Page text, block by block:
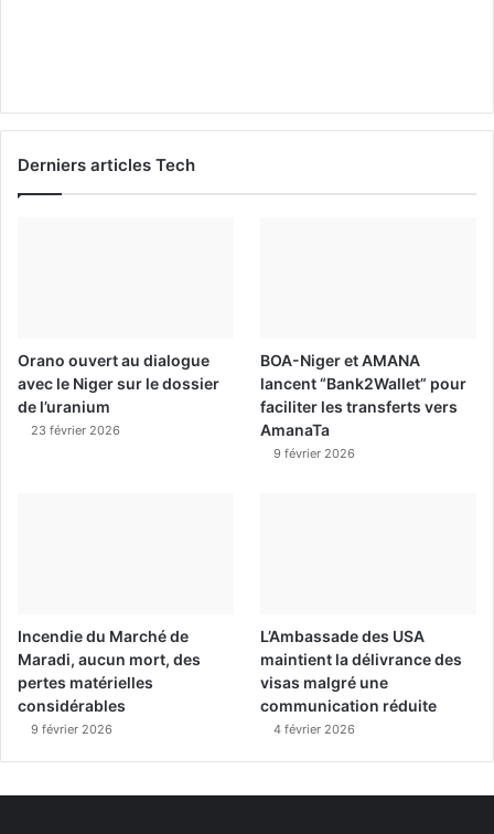
Derniers articles Tech
Orano ouvert au dialogue
avec le Niger sur le dossier
de l’uranium
23 février 2026
BOA-Niger et AMANA
lancent “Bank2Wallet” pour
faciliter les transferts vers
AmanaTa
9 février 2026
Incendie du Marché de
Maradi, aucun mort, des
pertes matérielles
considérables
9 février 2026
L’Ambassade des USA
maintient la délivrance des
visas malgré une
communication réduite
4 février 2026